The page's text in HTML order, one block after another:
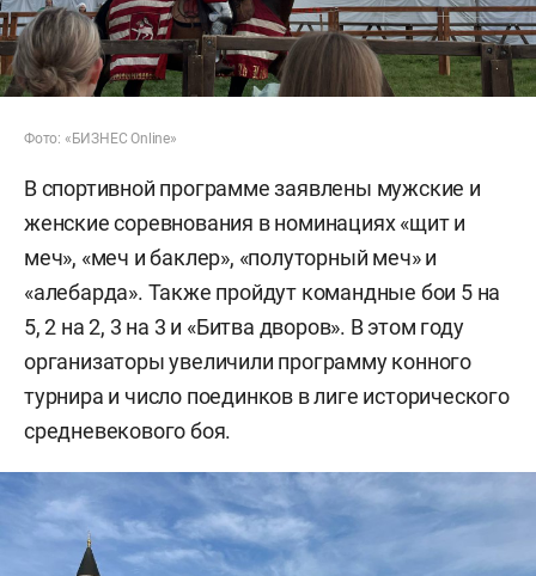
Фото: «БИЗНЕС Online»
В спортивной программе заявлены мужские и
женские соревнования в номинациях «щит и
меч», «меч и баклер», «полуторный меч» и
«алебарда». Также пройдут командные бои 5 на
5, 2 на 2, 3 на 3 и «Битва дворов». В этом году
организаторы увеличили программу конного
турнира и число поединков в лиге исторического
средневекового боя.